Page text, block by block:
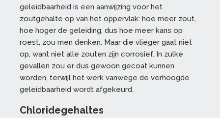
geleidbaarheid is een aanwijzing voor het
zoutgehalte op van het oppervlak: hoe meer zout,
hoe hoger de geleiding, dus hoe meer kans op
roest, zou men denken. Maar die vlieger gaat niet
op, want niet alle zouten zijn corrosief. In zulke
gevallen zou er dus gewoon gecoat kunnen
worden, terwijl het werk vanwege de verhoogde
geleidbaarheid wordt afgekeurd.
Chloridegehaltes